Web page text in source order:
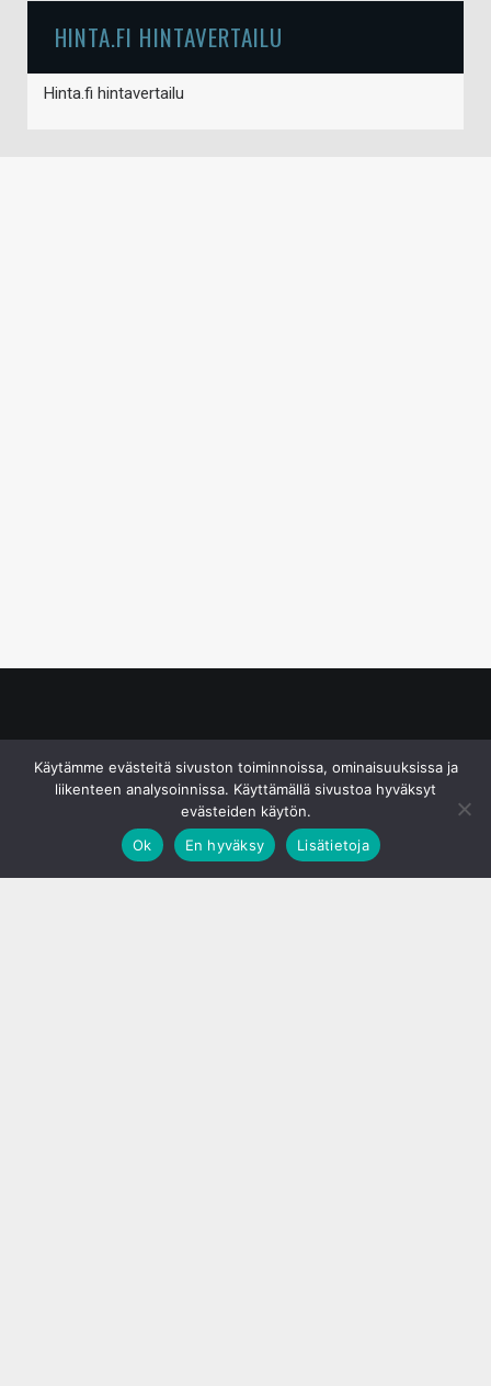
HINTA.FI HINTAVERTAILU
Hinta.fi hintavertailu
Käytämme evästeitä sivuston toiminnoissa, ominaisuuksissa ja
liikenteen analysoinnissa. Käyttämällä sivustoa hyväksyt
evästeiden käytön.
Ok
En hyväksy Lisätietoja